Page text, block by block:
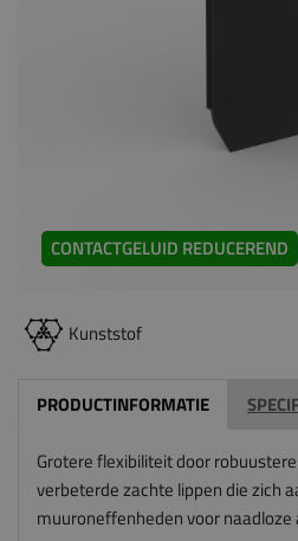
CONTACTGELUID REDUCEREND
Kunststof
PRODUCTINFORMATIE
Grotere flexibiliteit door
verbeterde zachte lippen die zich
muuroneffenheden voor naadloze